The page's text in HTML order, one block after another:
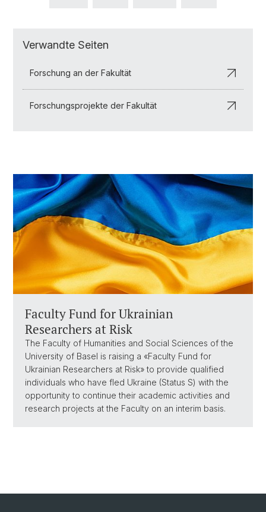
Verwandte Seiten
Forschung an der Fakultät
Forschungsprojekte der Fakultät
Faculty Fund for Ukrainian
Researchers at Risk
The Faculty of Humanities and Social Sciences of the
University of Basel is raising a «Faculty Fund for
Ukrainian Researchers at Risk» to provide qualified
individuals who have fled Ukraine (Status S) with the
opportunity to continue their academic activities and
research projects at the Faculty on an interim basis.